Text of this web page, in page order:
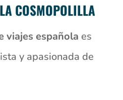
COSMOPOLILLA
viajes española es
y apasionada de